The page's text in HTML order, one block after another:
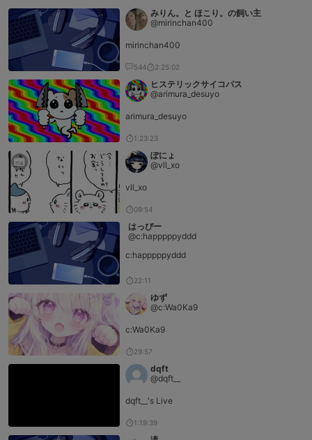
みりん。と ほこり。の飼い主
@mirinchan400
mirinchan400
544 2:25:02
ヒステリックサイコパス
@arimura_desuyo
arimura_desuyo
1:23:23
ぽにょ
@vll_xo
vll_xo
09:54
はっぴー
@c:happpppyddd
c:happpppyddd
22:11
ゆず
@c:Wa0Ka9
c:Wa0Ka9
29:57
dqft
@dqft__
dqft__'s Live
1:19:39